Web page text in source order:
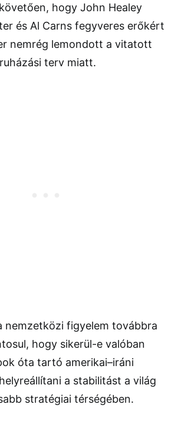
hogy John Healey
és Al Carns fegyveres erőkért
nemrég lemondott a vitatott
terv miatt.
nemzetközi figyelem továbbra
hogy sikerül-e valóban
óta tartó amerikai–iráni
a stabilitást a világ
stratégiai térségében.